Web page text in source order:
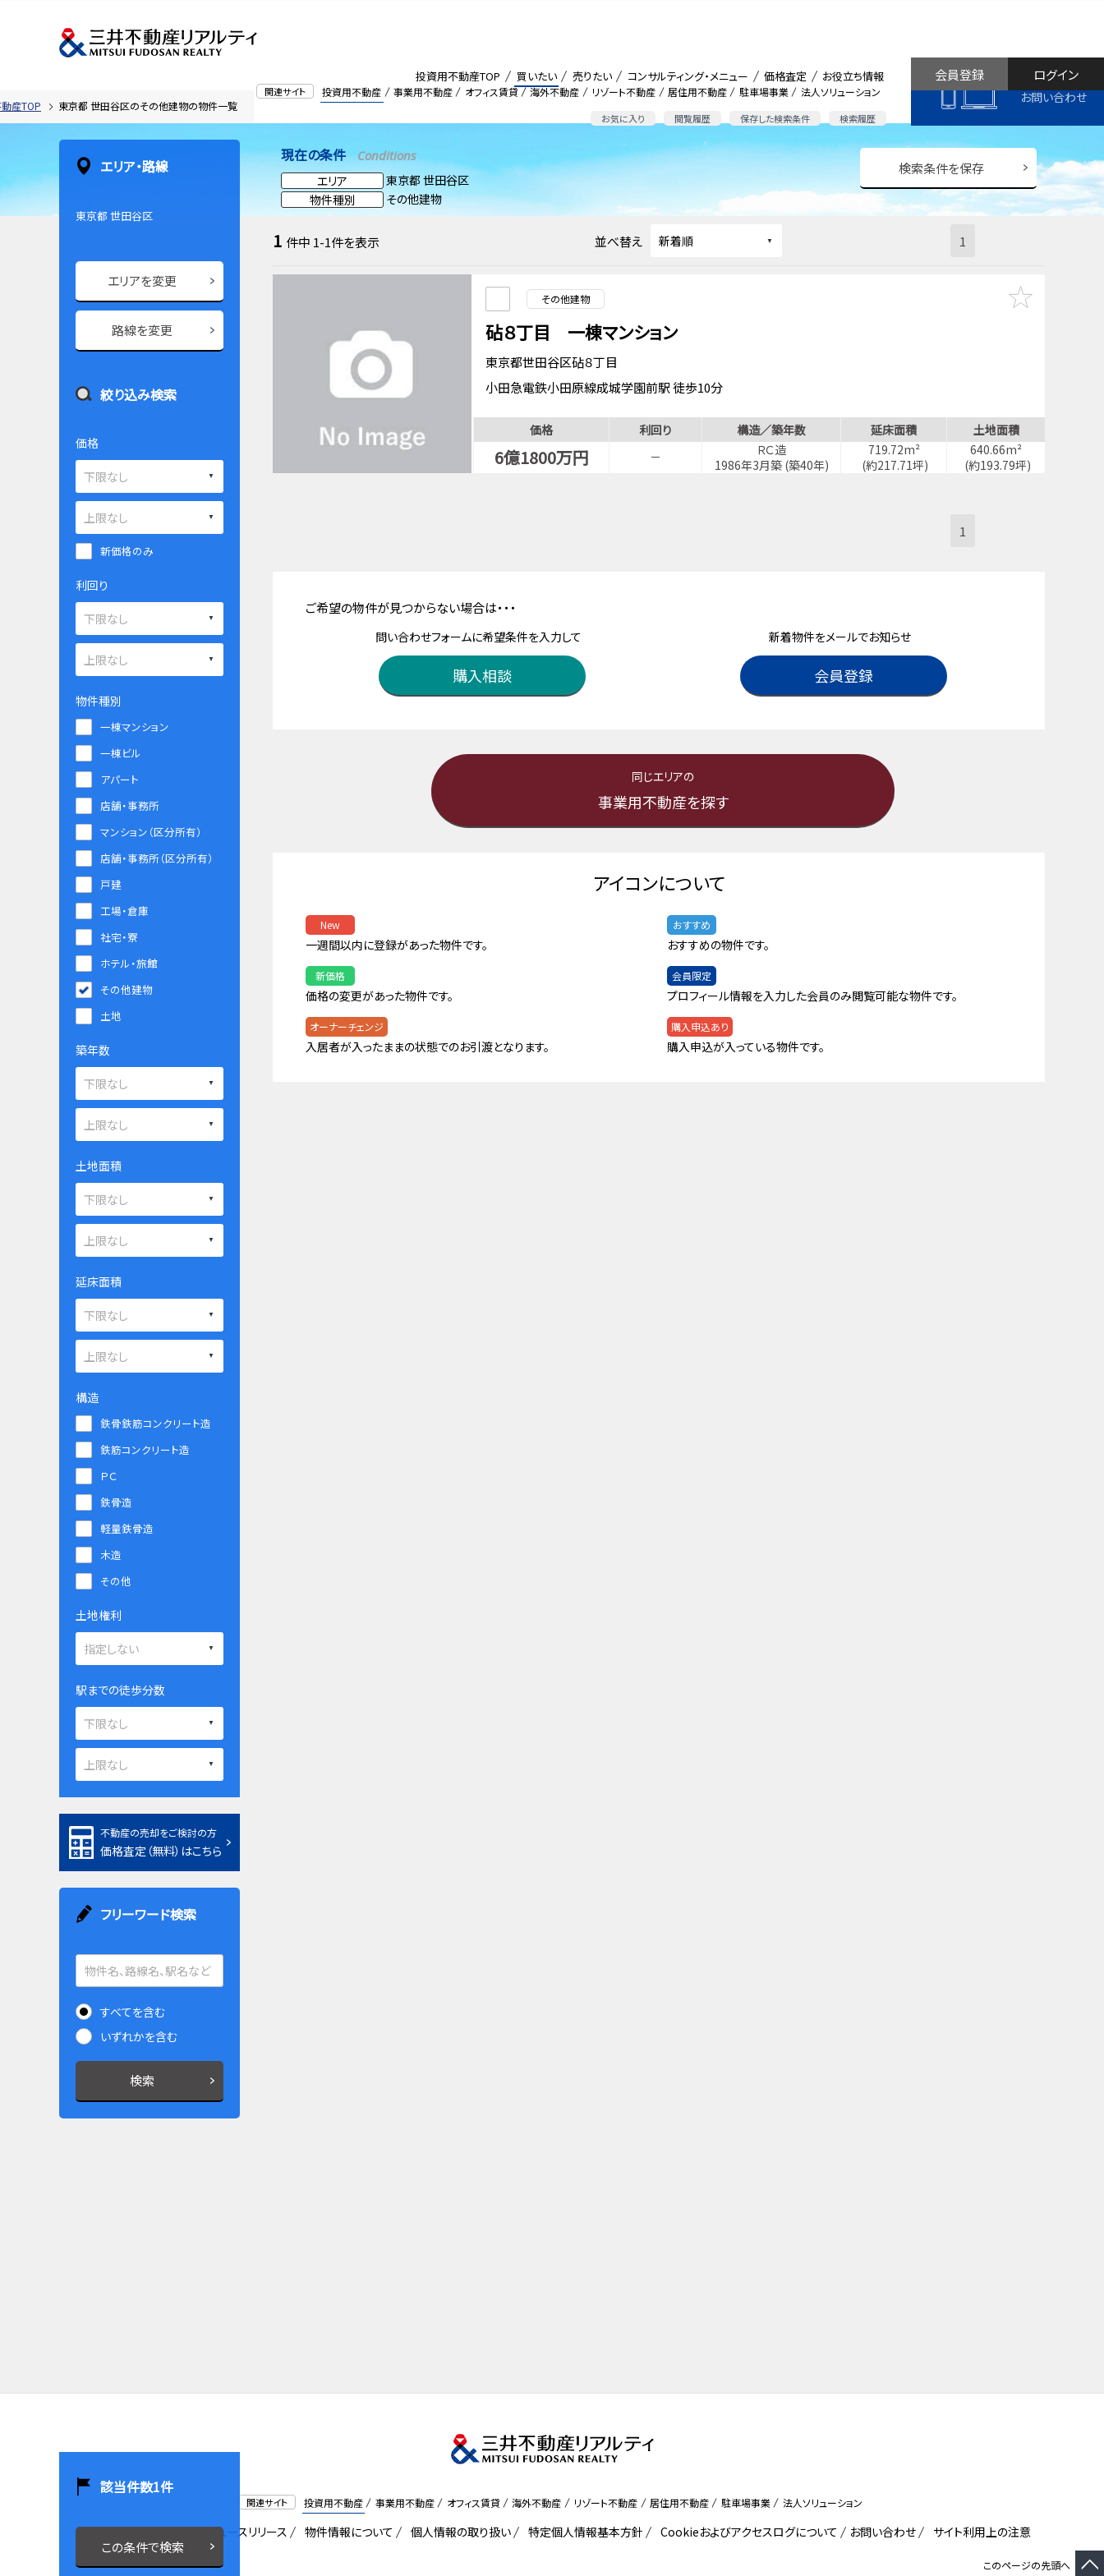
関連サイト 投資用不動産 事業用不動産 オフィス賃貸 海外不動産 リゾート不動産 居住用不動産 駐車場事業 法人ソリューション
お気に入り 閲覧履歴 保存した検索条件 検索履歴
投資用不動産TOP 買いたい 売りたい コンサルティング・メニュー 価格査定 お役立ち情報
お問い合わせ
ログイン
会員登録
産TOP 東京都 世田谷区のその他建物の物件一覧
現在の条件 Conditions
エリア
東京都 世田谷区
物件種別
その他建物
検索条件を保存
1 件中 1-1件を表示 並べ替え 1
その他建物
砧８丁目 一棟マンション
東京都世田谷区砧８丁目
小田急電鉄小田原線成城学園前駅 徒歩10分
価格 利回り 構造／築年数 延床面積 土地面積
6億1800万円 －
ＲＣ造
1986年3月築 (築40年)
719.72m²
(約217.71坪)
640.66m²
(約193.79坪)
1
ご希望の物件が見つからない場合は・・・
問い合わせフォームに希望条件を入力して
購入相談
新着物件をメールでお知らせ
会員登録
同じエリアの
事業用不動産を探す
アイコンについて
New
一週間以内に登録があった物件です。
おすすめ
おすすめの物件です。
新価格
価格の変更があった物件です。
会員限定
プロフィール情報を入力した会員のみ閲覧可能な物件です。
オーナーチェンジ
入居者が入ったままの状態でのお引渡となります。
購入申込あり
購入申込が入っている物件です。
エリア・路線
東京都 世田谷区
エリアを変更
路線を変更
絞り込み検索
価格
新価格のみ
利回り
物件種別
一棟マンション
一棟ビル
アパート
店舗・事務所
マンション（区分所有）
店舗・事務所（区分所有）
戸建
工場・倉庫
社宅・寮
ホテル・旅館
その他建物
土地
築年数
土地面積
延床面積
構造
鉄骨鉄筋コンクリート造
鉄筋コンクリート造
ＰＣ
鉄骨造
軽量鉄骨造
木造
その他
土地権利
駅までの徒歩分数
該当件数1件
この条件で検索
不動産の売却をご検討の方
価格査定（無料）はこちら
フリーワード検索
すべてを含む
いずれかを含む
検索
このページの先頭へ
関連サイト 投資用不動産 事業用不動産 オフィス賃貸 海外不動産 リゾート不動産 居住用不動産 駐車場事業 法人ソリューション
会社概要 採用情報 ニュースリリース 物件情報について 個人情報の取り扱い 特定個人情報基本方針 Cookieおよびアクセスログについて お問い合わせ サイト利用上の注意